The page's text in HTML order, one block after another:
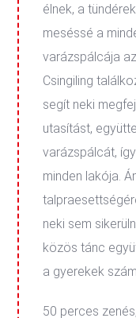
élnek, a
meséssé a
varázspálcája
Csingiling
segít neki
utasítást,
varázspálcát,
minden lakója.
neki sem
közös tánc
a gyerekek
50 perces